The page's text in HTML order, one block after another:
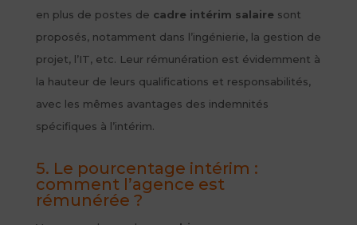
en plus de postes de cadre intérim salaire sont
proposés, notamment dans l’ingénierie, la gestion de
projet, l’IT, etc. Leur rémunération est évidemment à
la hauteur de leurs qualifications et responsabilités,
avec les mêmes avantages des indemnités
spécifiques à l’intérim.
5. Le pourcentage intérim :
comment l’agence est
rémunérée ?